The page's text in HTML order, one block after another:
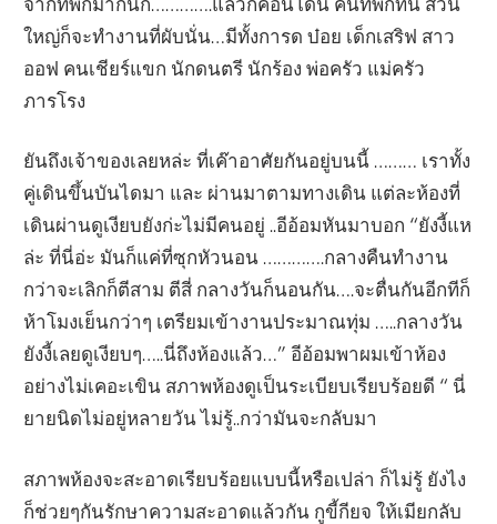
ใหญ่ก็จะทำงานที่ผับนั่น…มีทั้งการด บ๋อย เด็กเสริฟ สาว
ออฟ คนเชียร์แขก นักดนตรี นักร้อง พ่อครัว แม่ครัว
ภารโรง
ยันถึงเจ้าของเลยหล่ะ ที่เค๊าอาศัยกันอยู่บนนี้ ……… เราทั้ง
คู่เดินขึ้นบันไดมา และ ผ่านมาตามทางเดิน แต่ละห้องที่
เดินผ่านดูเงียบยังก่ะไม่มีคนอยู่ ..อีอ้อมหันมาบอก “ยังงี้แห
ล่ะ ที่นี่อ่ะ มันก็แค่ที่ซุกหัวนอน ………….กลางคืนทำงาน
กว่าจะเลิกก็ตีสาม ตีสี่ กลางวันก็นอนกัน….จะตื่นกันอีกทีก็
ห้าโมงเย็นกว่าๆ เตรียมเข้างานประมาณทุ่ม …..กลางวัน
ยังงี้เลยดูเงียบๆ…..นี่ถึงห้องแล้ว…” อีอ้อมพาผมเข้าห้อง
อย่างไม่เคอะเขิน สภาพห้องดูเป็นระเบียบเรียบร้อยดี “ นี่
ยายนิดไม่อยู่หลายวัน ไม่รู้..กว่ามันจะกลับมา
สภาพห้องจะสะอาดเรียบร้อยแบบนี้หรือเปล่า ก็ไม่รู้ ยังไง
ก็ช่วยๆกันรักษาความสะอาดแล้วกัน กูขี้กียจ ให้เมียกลับ